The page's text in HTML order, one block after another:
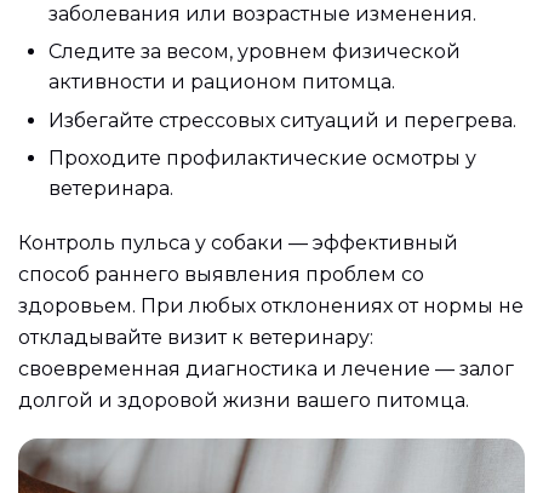
заболевания или возрастные изменения.
Следите за весом, уровнем физической
активности и рационом питомца.
Избегайте стрессовых ситуаций и перегрева.
Проходите профилактические осмотры у
ветеринара.
Контроль пульса у собаки — эффективный
способ раннего выявления проблем со
здоровьем. При любых отклонениях от нормы не
откладывайте визит к ветеринару:
своевременная диагностика и лечение — залог
долгой и здоровой жизни вашего питомца.